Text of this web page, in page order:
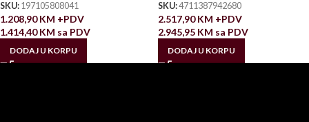
SKU: 197105808041
1.208,90KM +PDV
1.414,40KM sa PDV
DODAJ U KORPU
SKU:4711387942680
2.517,90KM +PDV
2.945,95 KM sa PDV
DODAJ U KORPU